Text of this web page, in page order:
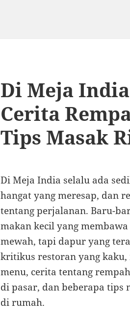
Di Meja
Cerita
Tips Masak
Di Meja India selalu ada
hangat yang meresap, dan
tentang perjalanan. Baru-
makan kecil yang
mewah, tapi dapur yang
kritikus restoran yang
menu, cerita tentang
di pasar, dan beberapa tips
di rumah.